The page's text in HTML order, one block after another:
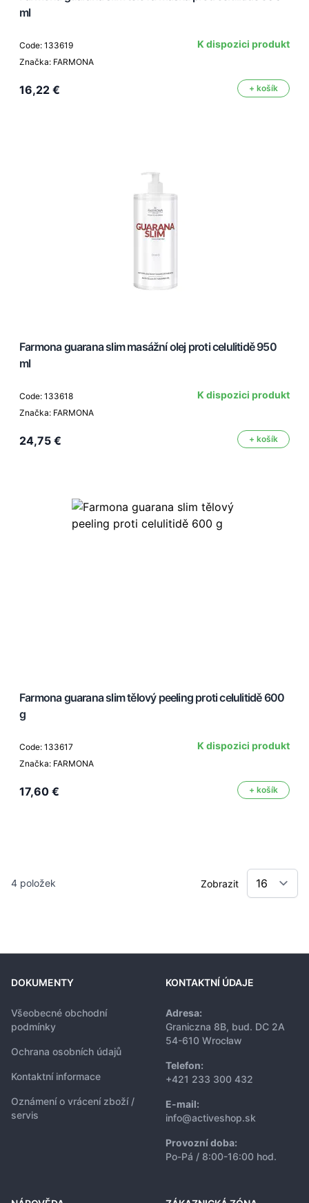
ml
Code: 133619
Značka: FARMONA
K dispozici produkt
16,22 € + košík
Farmona guarana slim masážní olej proti celulitidě 950
ml
Code: 133618
Značka: FARMONA
K dispozici produkt
24,75 € + košík
Farmona guarana slim tělový peeling proti celulitidě 600
g
Code: 133617
Značka: FARMONA
K dispozici produkt
17,60 € + košík
4 položek Zobrazit
DOKUMENTY
Všeobecné obchodní
podmínky
Ochrana osobních údajů
Kontaktní informace
Oznámení o vrácení zboží /
servis
KONTAKTNÍ ÚDAJE
Adresa:
Graniczna 8B, bud. DC 2A
54-610 Wrocław
Telefon:
+421 233 300 432
E-mail:
info@activeshop.sk
Provozní doba:
Po-Pá / 8:00-16:00 hod.